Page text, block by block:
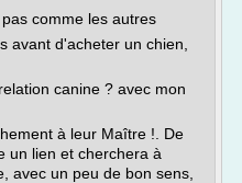
comme les autres
avant d'acheter un chien,
canine ? avec mon
à leur Maître !. De
un lien et cherchera à
avec un peu de bon sens,